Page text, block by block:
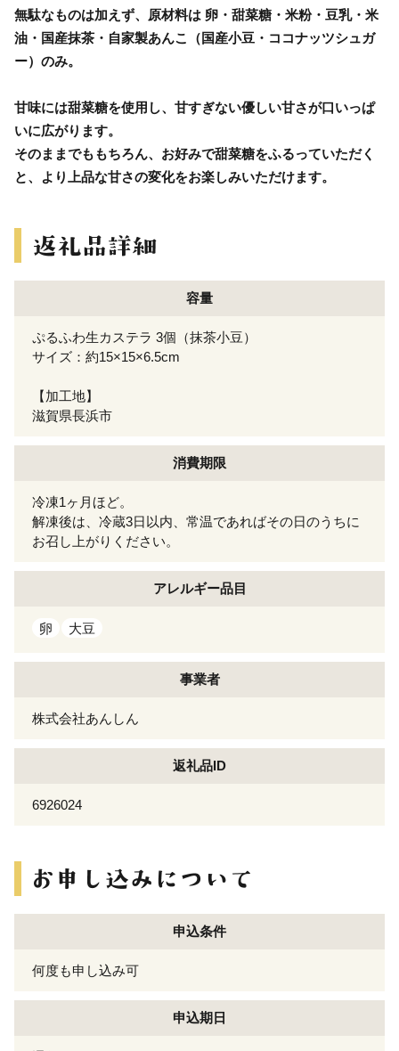
無駄なものは加えず、原材料は 卵・甜菜糖・米粉・豆乳・米
油・国産抹茶・自家製あんこ（国産小豆・ココナッツシュガ
ー）のみ。
甘味には甜菜糖を使用し、甘すぎない優しい甘さが口いっぱ
いに広がります。
そのままでももちろん、お好みで甜菜糖をふるっていただく
と、より上品な甘さの変化をお楽しみいただけます。
容量
ぷるふわ生カステラ 3個（抹茶小豆）
サイズ：約15×15×6.5cm
【加工地】
滋賀県長浜市
消費期限
冷凍1ヶ月ほど。
解凍後は、冷蔵3日以内、常温であればその日のうちに
お召し上がりください。
アレルギー品目
卵 大豆
事業者
株式会社あんしん
返礼品ID
6926024
申込条件
何度も申し込み可
申込期日